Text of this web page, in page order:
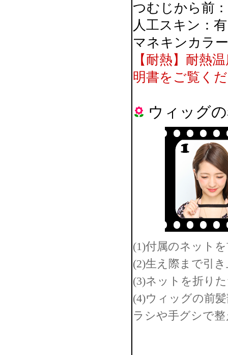
つむじから前
人工スキン：有
マネキンカラ
【耐熱】耐熱
明書をご覧く
ウィッグ
(1)付属のネット
(2)生え際まで引
(3)ネットを折り
(4)ウィッグの前
ラシや手グシで